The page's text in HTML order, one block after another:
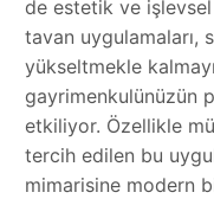
de estetik ve
tavan uygulamaları,
yükseltmekle
gayrimenkulünüzün
etkiliyor. Özellikle
tercih edilen bu
mimarisine modern